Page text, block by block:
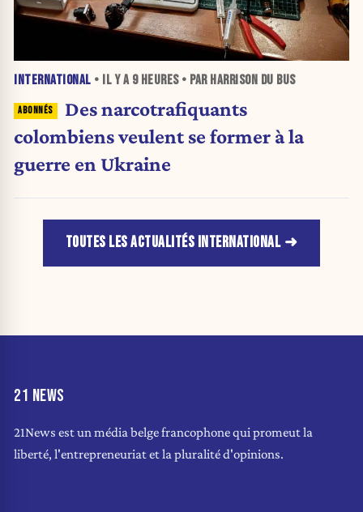
INTERNATIONAL • IL Y A 9 HEURES• PAR HARRISON DU BUS
Des narcotrafiquants
colombiens veulent se former à la
guerre en Ukraine
TOUTES LES ACTUALITÉS INTERNATIONAL
21 NEWS
21News est un média belge francophone qui promeut la
liberté, l'entrepreneuriat et la pluralité d'opinions.